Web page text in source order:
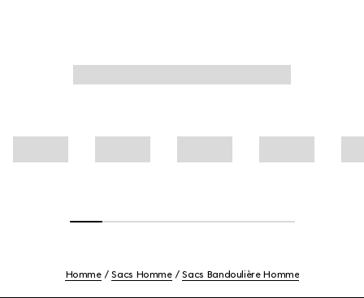
Homme Sacs Homme Sacs Bandoulière Homme